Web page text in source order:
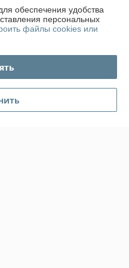
обеспечения удобства
персональных
файлы cookies или